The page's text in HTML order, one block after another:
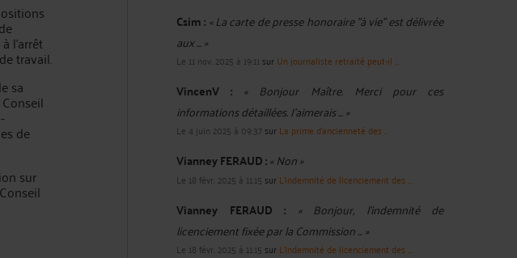
l'arrêt
travail.
sa
de
sur
Csim : « La carte de presse honoraire "à vie" est délivrée
aux ... »
Le 11 nov. 2025 à 19:11 sur Un journaliste retraité peut-il ...
VincenV : « Bonjour Maître. Merci pour ces
informations détaillées. J'aimerais ... »
Le 4 juin 2025 à 09:37sur La prime d'ancienneté des ...
Vianney FERAUD :« Non »
Le 18 févr. 2025 à 11:15 sur L'indemnité de licenciement des ...
Vianney FERAUD :
« Bonjour, l'indemnité de
licenciement fixée par la Commission ... »
Le 18 févr. 2025 à 11:15 sur L'indemnité de licenciement des ...